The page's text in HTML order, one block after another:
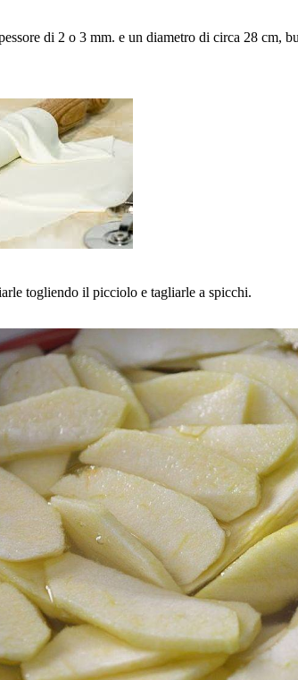
di 2 o 3 mm. e un diametro di circa 28 cm,
togliendo il picciolo e tagliarle a spicchi.